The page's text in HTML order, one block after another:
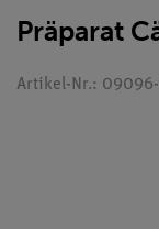
Präparat
Artikel-Nr.: